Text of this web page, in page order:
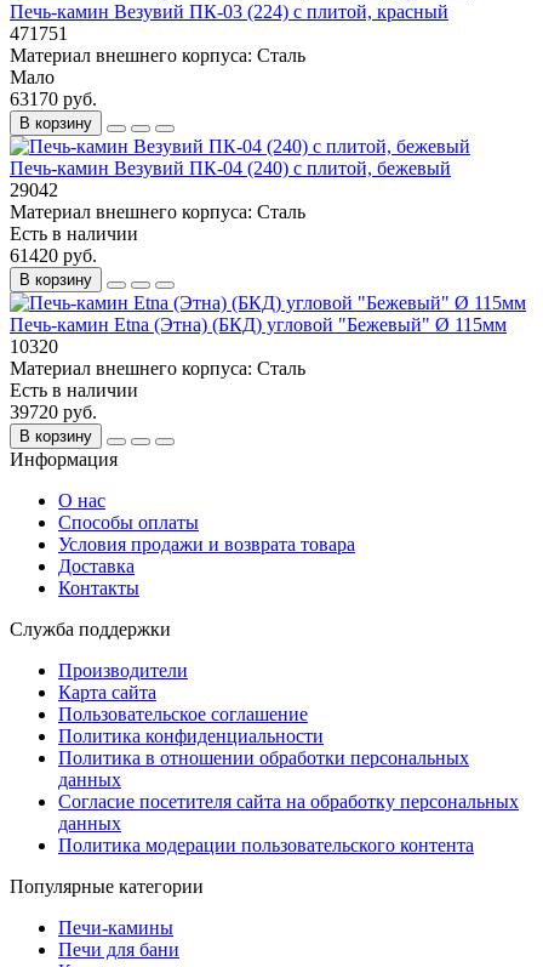
Печь-камин Везувий ПК-03 (224) с плитой, красный
471751
Материал внешнего корпуса: Сталь
Мало
63170 руб.
В корзину
Печь-камин Везувий ПК-04 (240) с плитой, бежевый
29042
Материал внешнего корпуса: Сталь
Есть в наличии
61420 руб.
В корзину
Печь-камин Etna (Этна) (БКД) угловой "Бежевый" Ø 115мм
10320
Материал внешнего корпуса: Сталь
Есть в наличии
39720 руб.
В корзину
Информация
О нас
Способы оплаты
Условия продажи и возврата товара
Доставка
Контакты
Служба поддержки
Производители
Карта сайта
Пользовательское соглашение
Политика конфиденциальности
Политика в отношении обработки персональных
данных
Согласие посетителя сайта на обработку персональных
данных
Политика модерации пользовательского контента
Популярные категории
Печи-камины
Печи для бани